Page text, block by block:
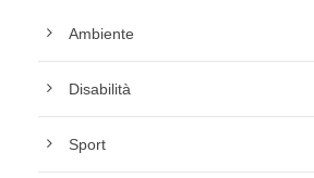
Ambiente
Disabilità
Sport